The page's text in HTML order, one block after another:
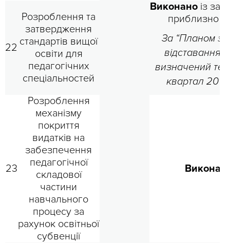
22
Розроблення та
затвердження
стандартів вищої
освіти для
педагогічних
спеціальностей
Виконано із
приблизно
За “Планом
відставання
визначений
квартал 2018
23
Розроблення
механізму
покриття
видатків на
забезпечення
педагогічної
складової
частини
навчального
процесу за
рахунок освітньої
субвенції